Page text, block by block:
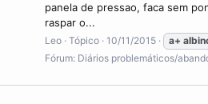
panela de pressao, faca sem
raspar o...
Leo Tópico 10/11/2015 a+
Fórum: Diários problemáticos/